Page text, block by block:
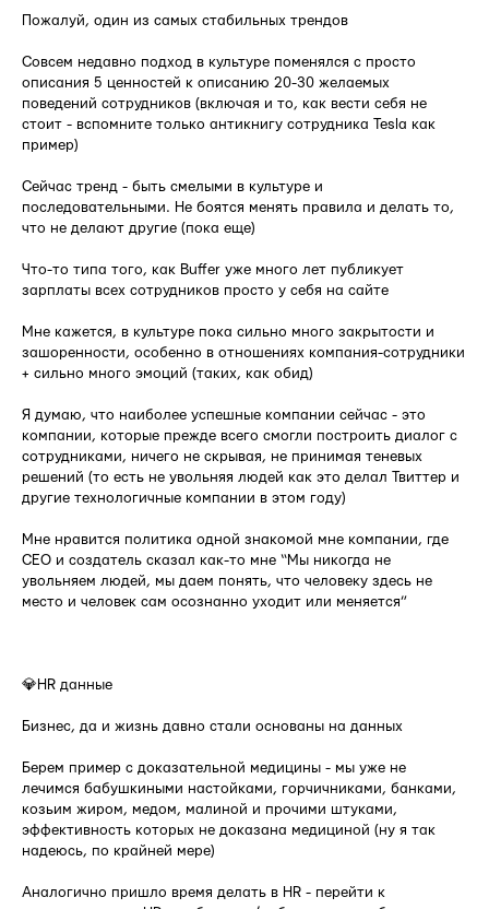
Пожалуй, один из самых стабильных трендов
Совсем недавно подход в культуре поменялся с просто
описания 5 ценностей к описанию 20-30 желаемых
поведений сотрудников (включая и то, как вести себя не
стоит - вспомните только антикнигу сотрудника Tesla как
пример)
Сейчас тренд - быть смелыми в культуре и
последовательными. Не боятся менять правила и делать то,
что не делают другие (пока еще)
Что-то типа того, как Buffer уже много лет публикует
зарплаты всех сотрудников просто у себя на сайте
Мне кажется, в культуре пока сильно много закрытости и
зашоренности, особенно в отношениях компания-сотрудники
+ сильно много эмоций (таких, как обид)
Я думаю, что наиболее успешные компании сейчас - это
компании, которые прежде всего смогли построить диалог с
сотрудниками, ничего не скрывая, не принимая теневых
решений (то есть не увольняя людей как это делал Твиттер и
другие технологичные компании в этом году)
Мне нравится политика одной знакомой мне компании, где
СЕО и создатель сказал как-то мне “Мы никогда не
увольняем людей, мы даем понять, что человеку здесь не
место и человек сам осознанно уходит или меняется”
💎HR данные
Бизнес, да и жизнь давно стали основаны на данных
Берем пример с доказательной медицины - мы уже не
лечимся бабушкиными настойками, горчичниками, банками,
козьим жиром, медом, малиной и прочими штуками,
эффективность которых не доказана медициной (ну я так
надеюсь, по крайней мере)
Аналогично пришло время делать в HR - перейти к